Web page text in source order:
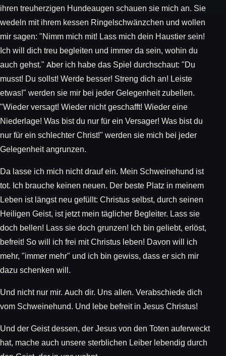
ihren treuherzigen Hundeaugen schauen sie mich an. Sie
wedeln mit ihrem kessen Ringelschwänzchen und wollen
mir sagen: "Nimm mich mit! Lass mich dein Haustier sein!
Ich will dich treu begleiten und immer da sein, wohin du
auch gehst." Aber ich habe das Spiel durchschaut: "Du
musst! Du sollst! Werde besser! Streng dich an! Leiste
etwas!" werden sie mir bei jeder Gelegenheit zubellen.
"Wieder versagt! Wieder nicht geschafft! Wieder eine
Niederlage! Was bist du nur für ein Versager! Was bist du
nur für ein schlechter Christ!" werden sie mich bei jeder
Gelegenheit angrunzen.
Da lasse ich mich nicht drauf ein. Mein Schweinehund ist
tot. Ich brauche keinen neuen. Der beste Platz in meinem
Leben ist längst neu gefüllt: Christus selbst, durch seinen
Heiligen Geist, ist jetzt mein täglicher Begleiter. Lass sie
doch bellen! Lass sie doch grunzen! Ich bin geliebt, erlöst,
befreit! So will ich frei mit Christus leben! Davon will ich
mehr, "immer mehr" und ich bin gewiss, dass er sich mir
dazu schenken will.
Und nicht nur mir. Auch dir. Uns allen. Verabschiede dich
vom Schweinehund. Und lebe befreit in Jesus Christus!
Und der Geist dessen, der Jesus von den Toten auferweckt
hat, mache auch unsere sterblichen Leiber lebendig durch